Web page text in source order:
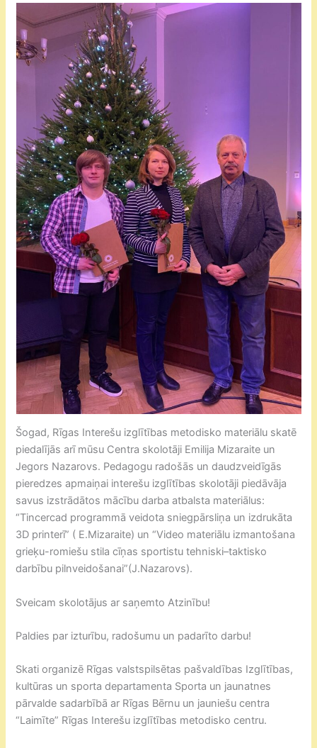
Šogad, Rīgas Interešu izglītības metodisko materiālu skatē
piedalījās arī mūsu Centra skolotāji Emilija Mizaraite un
Jegors Nazarovs. Pedagogu radošās un daudzveidīgās
pieredzes apmaiņai interešu izglītības skolotāji piedāvāja
savus izstrādātos mācību darba atbalsta materiālus:
“Tincercad programmā veidota sniegpārsliņa un izdrukāta
3D printerī” ( E.Mizaraite) un “Video materiālu izmantošana
grieķu-romiešu stila cīņas sportistu tehniski–taktisko
darbību pilnveidošanai”(J.Nazarovs).
Sveicam skolotājus ar saņemto Atzinību!
Paldies par izturību, radošumu un padarīto darbu!
Skati organizē Rīgas valstspilsētas pašvaldības Izglītības,
kultūras un sporta departamenta Sporta un jaunatnes
pārvalde sadarbībā ar Rīgas Bērnu un jauniešu centra
“Laimīte” Rīgas Interešu izglītības metodisko centru.